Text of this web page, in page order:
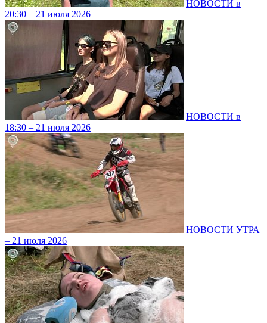
НОВОСТИ в
20:30 – 21 июля 2026
НОВОСТИ в
18:30 – 21 июля 2026
НОВОСТИ УТРА
– 21 июля 2026